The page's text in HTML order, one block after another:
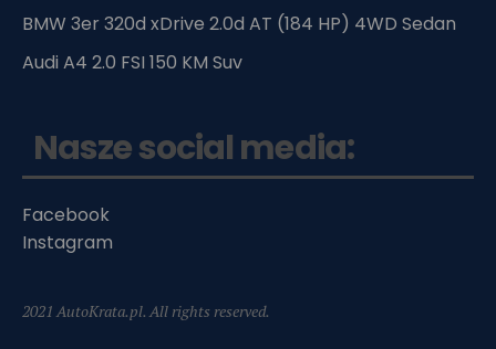
BMW 3er 320d xDrive 2.0d AT (184 HP) 4WD Sedan
Audi A4 2.0 FSI 150 KM Suv
Nasze social media:
Facebook
Instagram
2021 AutoKrata.pl. All rights reserved.